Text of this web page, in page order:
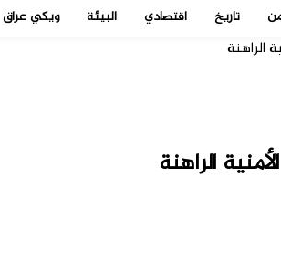
تاريخ اقتصادي البيئة ويكي عراق
الراهنة
الراهنة